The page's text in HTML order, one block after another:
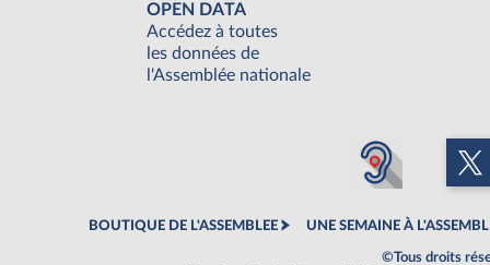
OPEN DATA
Accédez à toutes
les données de
l'Assemblée nationale
BOUTIQUE DE L'ASSEMBLEE UNE SEMAINE À
©Tous droits